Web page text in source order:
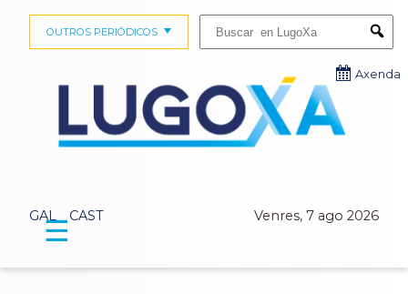
GAL CAST Venres, 7 ago 2026
OUTROS PERIÓDICOS
Axenda
☰